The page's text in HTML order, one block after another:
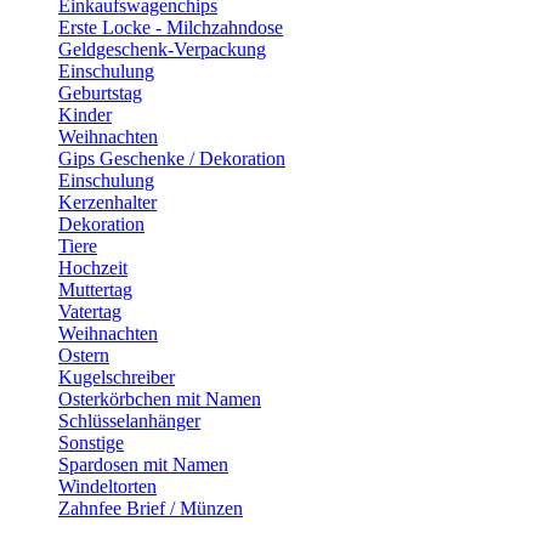
Einkaufswagenchips
Erste Locke - Milchzahndose
Geldgeschenk-Verpackung
Einschulung
Geburtstag
Kinder
Weihnachten
Gips Geschenke / Dekoration
Einschulung
Kerzenhalter
Dekoration
Tiere
Hochzeit
Muttertag
Vatertag
Weihnachten
Ostern
Kugelschreiber
Osterkörbchen mit Namen
Schlüsselanhänger
Sonstige
Spardosen mit Namen
Windeltorten
Zahnfee Brief / Münzen